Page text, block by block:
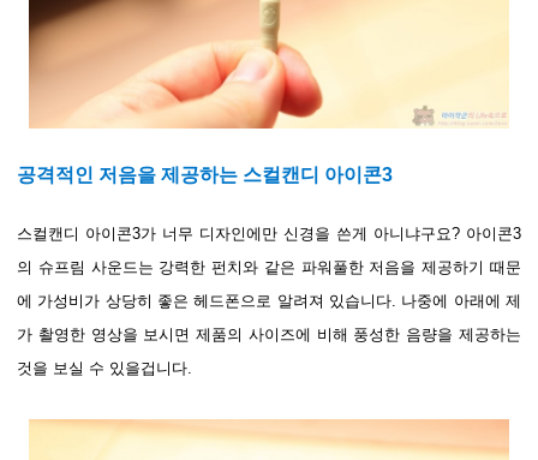
공격적인 저음을 제공하는 스컬캔디 아이콘3
스컬캔디 아이콘3가 너무 디자인에만 신경을 쓴게 아니냐구요? 아이콘3
의 슈프림 사운드는 강력한 펀치와 같은 파워풀한 저음을 제공하기 때문
에 가성비가 상당히 좋은 헤드폰으로 알려져 있습니다. 나중에 아래에 제
가 촬영한 영상을 보시면 제품의 사이즈에 비해 풍성한 음량을 제공하는
것을 보실 수 있을겁니다.